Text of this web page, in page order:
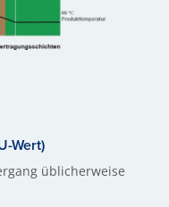
Wert)
üblicherweise